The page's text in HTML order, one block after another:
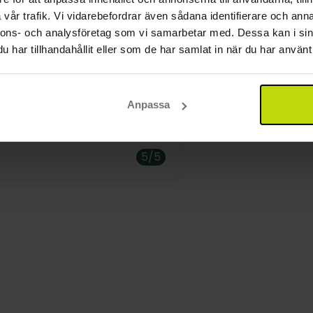
trafik. Vi vidarebefordrar även sådana identifierare och
och analysföretag som vi samarbetar med. Dessa kan i
har tillhandahållit eller som de har samlat in när du har
Anpassa
faciliteter
moderna faciliteter med ett vardagsrum, ett sovrum
apparater finns i både vardagsrum och sovrum. Det
sträcker sig till en utomhusterrass och trädgård
5/5